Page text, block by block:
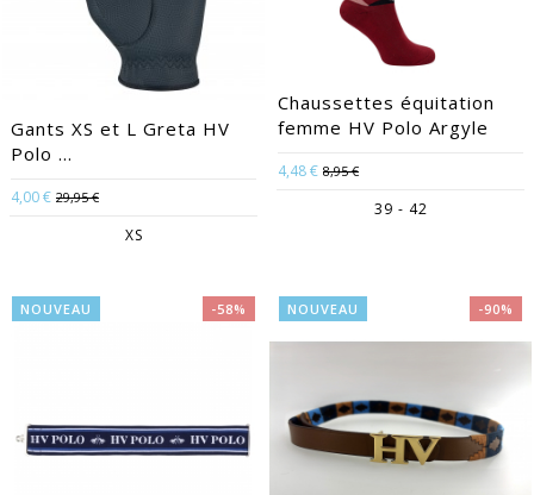
Gants XS et L Greta HV
Polo ...
4,00 € 29,95 €
XS
Chaussettes équitation
femme HV Polo Argyle
4,48 € 8,95 €
39 - 42
NOUVEAU -58% NOUVEAU -90%